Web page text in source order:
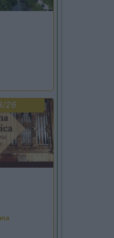
26